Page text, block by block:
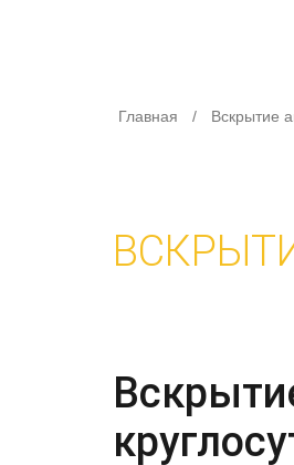
Главная / Вскрытие